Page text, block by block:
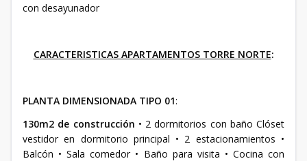
con desayunador
CARACTERISTICAS APARTAMENTOS TORRE NORTE:
PLANTA DIMENSIONADA TIPO 01:
130m2 de construcción • 2 dormitorios con baño Clóset
vestidor en dormitorio principal • 2 estacionamientos •
Balcón • Sala comedor • Baño para visita • Cocina con